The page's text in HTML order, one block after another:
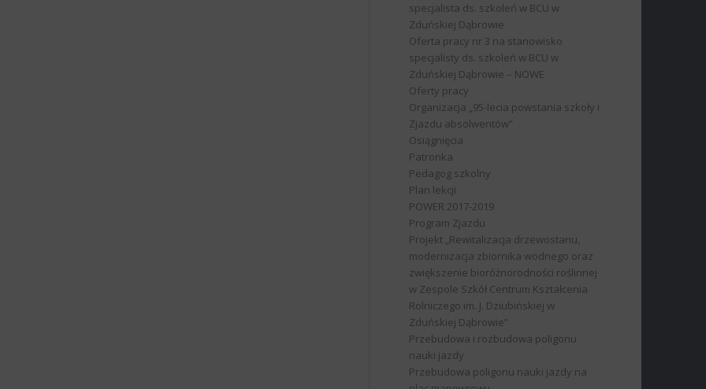
specjalista ds. szkoleń w BCU w
Zduńskiej Dąbrowie
Oferta pracy nr 3 na stanowisko
specjalisty ds. szkoleń w BCU w
Zduńskiej Dąbrowie – NOWE
Oferty pracy
Organizacja „95-lecia powstania szkoły i
Zjazdu absolwentów”
Osiągnięcia
Patronka
Pedagog szkolny
Plan lekcji
POWER 2017-2019
Program Zjazdu
Projekt „Rewitalizacja drzewostanu,
modernizacja zbiornika wodnego oraz
zwiększenie bioróżnorodności roślinnej
w Zespole Szkół Centrum Kształcenia
Rolniczego im. J. Dziubińskiej w
Zduńskiej Dąbrowie”
Przebudowa i rozbudowa poligonu
nauki jazdy
Przebudowa poligonu nauki jazdy na